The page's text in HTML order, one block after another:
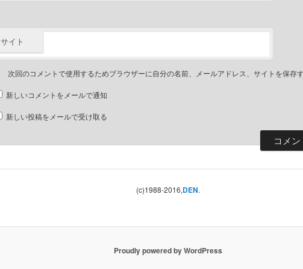
サイト
次回のコメントで使用するためブラウザーに自分の名前、メールアドレス、サイトを保存
新しいコメントをメールで通知
新しい投稿をメールで受け取る
(c)1988-2016,DEN.
Proudly powered by WordPress